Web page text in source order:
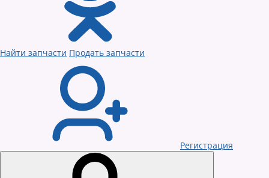
Найти запчасти Продать запчасти
Регистрация